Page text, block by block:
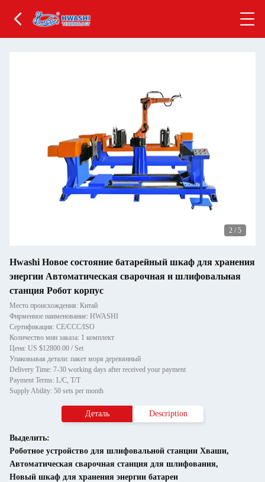
2 / 5
Hwashi Новое состояние батарейный шкаф для хранения
энергии Автоматическая сварочная и шлифовальная
станция Робот корпус
Место происхождения: Китай
Фирменное наименование: HWASHI
Сертификация: CE/CCC/ISO
Количество мин заказа: 1 комплект
Цена: US $12800.00 / Set
Упаковывая детали: пакет моря деревянный
Delivery Time: 7-30 working days after received your payment
Payment Terms: L/C, T/T
Supply Ability: 50 sets per month
Деталь Description
Выделить:
Роботное устройство для шлифовальной станции Хваши,
Автоматическая сварочная станция для шлифования,
Новый шкаф для хранения энергии батареи